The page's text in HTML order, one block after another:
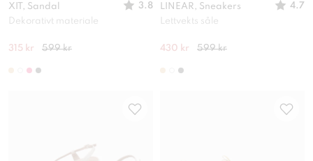
XIT, Sandal
3.8
Dekorativt materiale
315 kr 599 kr
LINEAR, Sneakers
4.7
Lettvekts såle
430 kr 599 kr